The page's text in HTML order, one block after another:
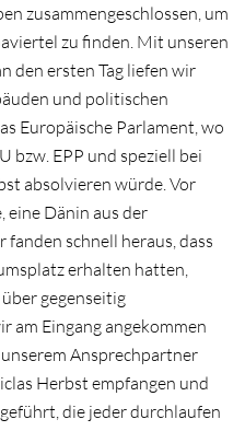
zusammengeschlossen, um
zu finden. Mit unseren
den ersten Tag liefen wir
und politischen
Europäische Parlament, wo
bzw. EPP und speziell bei
absolvieren würde. Vor
eine Dänin aus der
schnell heraus, dass
erhalten hatten,
gegenseitig
am Eingang angekommen
Ansprechpartner
Herbst empfangen und
die jeder durchlaufen